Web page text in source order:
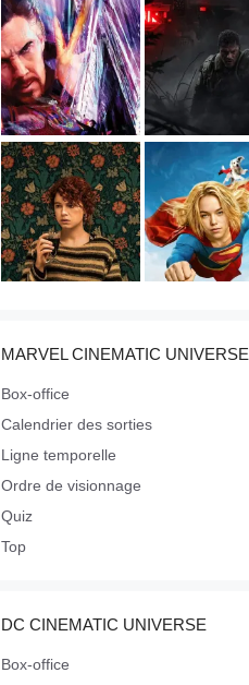
MARVEL CINEMATIC UNIVERSE
Box-office
Calendrier des sorties
Ligne temporelle
Ordre de visionnage
Quiz
Top
DC CINEMATIC UNIVERSE
Box-office